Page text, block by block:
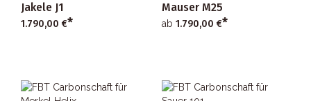
Jakele J1
1.790,00 €*
Mauser M25
ab 1.790,00 €*